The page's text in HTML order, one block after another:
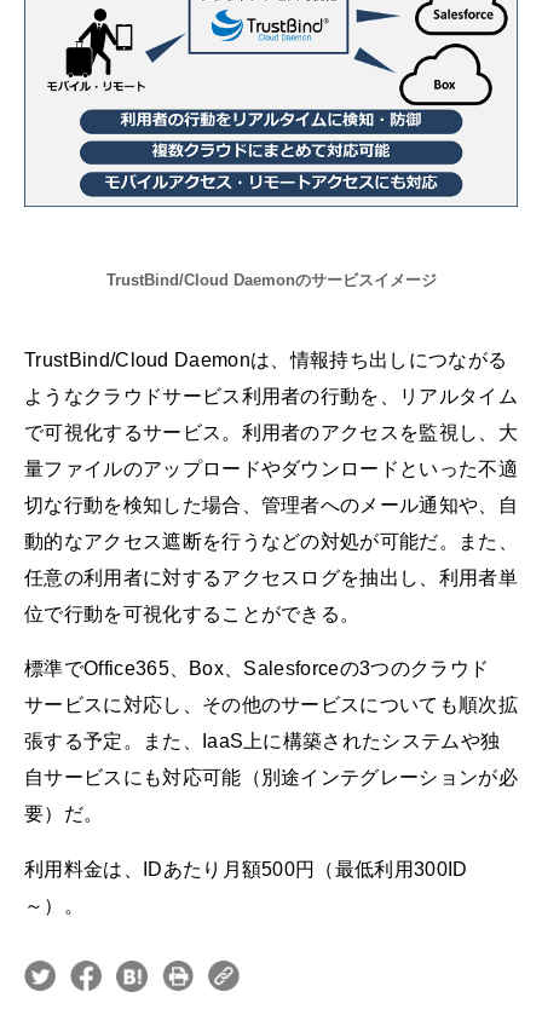
TrustBind/Cloud Daemonのサービスイメージ
TrustBind/Cloud Daemonは、情報持ち出しにつながる
ようなクラウドサービス利用者の行動を、リアルタイム
で可視化するサービス。利用者のアクセスを監視し、大
量ファイルのアップロードやダウンロードといった不適
切な行動を検知した場合、管理者へのメール通知や、自
動的なアクセス遮断を行うなどの対処が可能だ。また、
任意の利用者に対するアクセスログを抽出し、利用者単
位で行動を可視化することができる。
標準でOffice365、Box、Salesforceの3つのクラウド
サービスに対応し、その他のサービスについても順次拡
張する予定。また、IaaS上に構築されたシステムや独
自サービスにも対応可能（別途インテグレーションが必
要）だ。
利用料金は、IDあたり月額500円（最低利用300ID
～）。